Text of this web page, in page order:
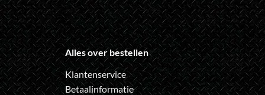
Alles over bestellen
Klantenservice
Betaalinformatie